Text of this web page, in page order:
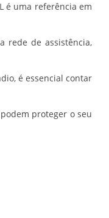
é uma referência em
rede de assistência,
é essencial contar
podem proteger o seu